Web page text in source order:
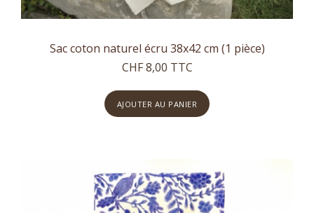
Sac coton naturel écru 38x42 cm (1 pièce)
CHF 8,00 TTC
AJOUTER AU PANIER